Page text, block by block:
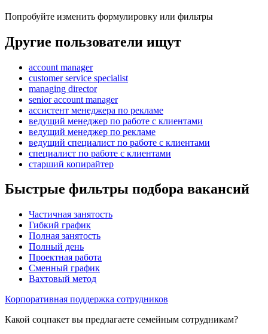
Попробуйте изменить формулировку или фильтры
Другие пользователи ищут
account manager
customer service specialist
managing director
senior account manager
ассистент менеджера по рекламе
ведущий менеджер по работе с клиентами
ведущий менеджер по рекламе
ведущий специалист по работе с клиентами
специалист по работе с клиентами
старший копирайтер
Быстрые фильтры подбора вакансий
Частичная занятость
Гибкий график
Полная занятость
Полный день
Проектная работа
Сменный график
Вахтовый метод
Корпоративная поддержка сотрудников
Какой соцпакет вы предлагаете семейным сотрудникам?